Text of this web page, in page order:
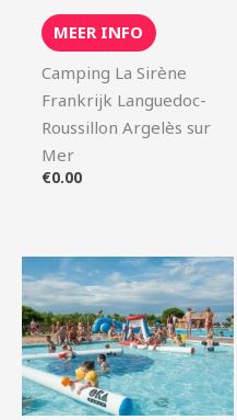
MEER INFO
Camping La Sirène
Frankrijk Languedoc-
Roussillon Argelès sur
Mer
€0.00